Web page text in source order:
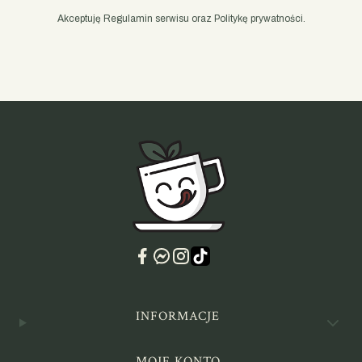
temperaturze między 70 a 80 stopni Celsjusza. Czas
owoców od gotowego naparu. Co ciekawe, wysokiej
odkrywając nowe nuty smakowe przy każdej kolejnej
Wybierz owocowe orzeźwienie w
Wszystkie herbaty zielone smakowe dostępne w naszej
ofercie pochodzą wyłącznie od zaufanych i sprawdzonych
naturalne dodatki były przechowywane w optymalnych
warunkach, co pozwala zachować ich maksymalną
Akceptuję Regulamin serwisu oraz Politykę prywatności.
Linki w stopceINFORMACJE